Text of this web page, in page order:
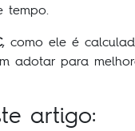
tempo.
, como ele é
adotar para
artigo: